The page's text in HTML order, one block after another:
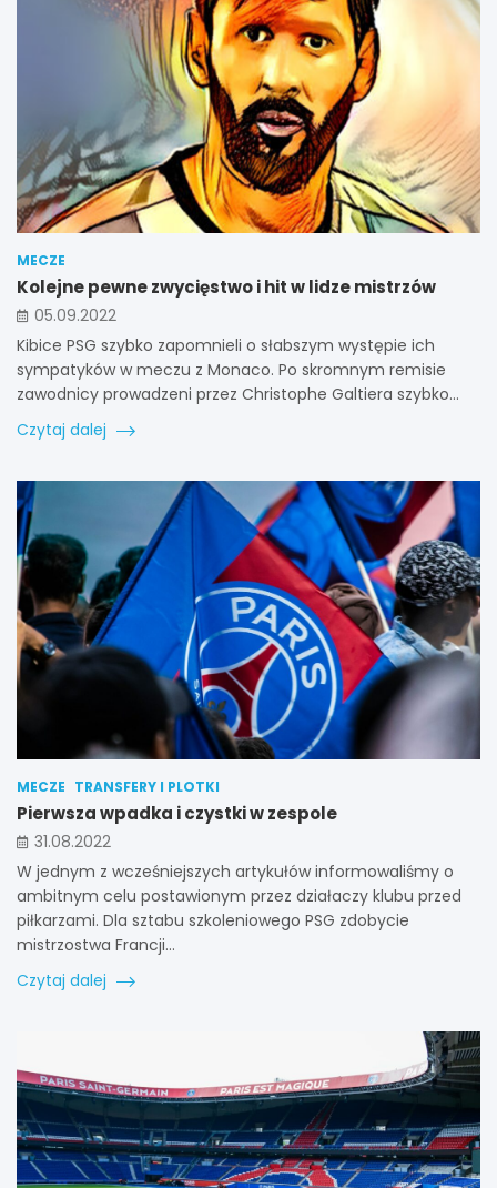
MECZE
Kolejne pewne zwycięstwo i hit w lidze mistrzów
05.09.2022
Kibice PSG szybko zapomnieli o słabszym występie ich
sympatyków w meczu z Monaco. Po skromnym remisie
zawodnicy prowadzeni przez Christophe Galtiera szybko…
Czytaj dalej
MECZE TRANSFERY I PLOTKI
Pierwsza wpadka i czystki w zespole
31.08.2022
W jednym z wcześniejszych artykułów informowaliśmy o
ambitnym celu postawionym przez działaczy klubu przed
piłkarzami. Dla sztabu szkoleniowego PSG zdobycie
mistrzostwa Francji…
Czytaj dalej